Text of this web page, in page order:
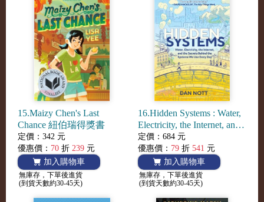
15.Maizy Chen's Last
Chance 紐伯瑞得獎書
定價：342 元
優惠價： 70 折 239 元
加入購物車
無庫存，下單後進貨
(到貨天數約30-45天)
16.Hidden Systems : Water,
Electricity, the Internet, and
the Secrets Behind the
Systems We Use Every Day
(A Graphic Novel) (National
Book Awards Longlist)
定價：684 元
優惠價： 79 折 541 元
加入購物車
無庫存，下單後進貨
(到貨天數約30-45天)